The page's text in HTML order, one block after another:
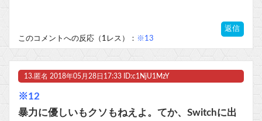
返信
このコメントへの反応（1レス）： ※13
13. 匿名 2018年05月28日17:33 ID:c1NjU1MzY
※12
暴力に優しいもクソもねえよ。てか、Switchに出